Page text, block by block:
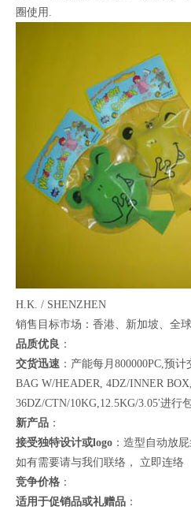
圈使用.
H.K. / SHENZHEN
销售目标市场：香港、新加坡、全球
品质优良 ：
交货迅速 ：产能每月800000PC,预
BAG W/HEADER, 4DZ/INNER BOX,
36DZ/CTN/10KG,12.5KG/3.05'进行
新产品 ：
接受独特设计或logo ：造型自动放
如有需要请与我们联络， 立即连络
竞争价格 ：
适用于促销品或礼赠品 ：